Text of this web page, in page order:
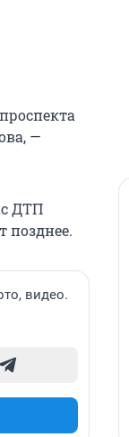
—
ДТП
позднее.
видео.